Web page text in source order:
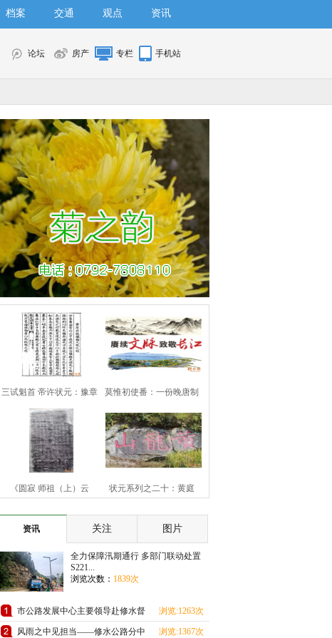
档案 交通 观点 资讯
论坛 房产 专栏 手机站
三试魁首 帝许状元：豫章
豪杰黄庠
莫惟初使番：一份晚唐制
书的历史余响
《圆寂 师祖（上）云 状元系列之二十：黄庭
资讯
关注 图片
全力保障汛期通行 多部门联动处置
S221...
浏览次数： 1839次
市公路发展中心主要领导赴修水督
导汛期地质灾害
浏览:1263次
风雨之中见担当——修水公路分中
浏览:1367次